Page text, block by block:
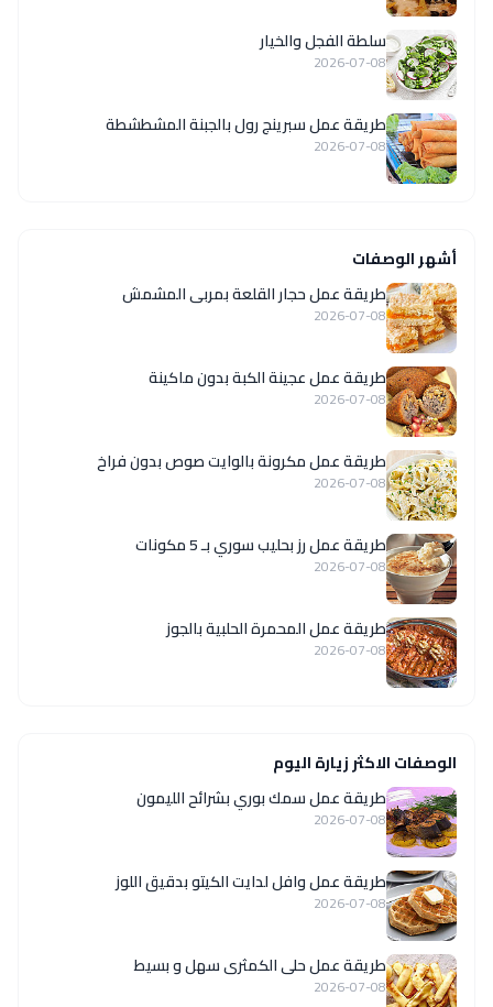
سلطة الفجل والخيار
2026-07-08
طريقة عمل سبرينج رول بالجبنة المشطشطة
2026-07-08
أشهر الوصفات
طريقة عمل حجار القلعة بمربى المشمش
2026-07-08
طريقة عمل عجينة الكبة بدون ماكينة
2026-07-08
طريقة عمل مكرونة بالوايت صوص بدون فراخ
2026-07-08
طريقة عمل رز بحليب سوري بـ 5 مكونات
2026-07-08
طريقة عمل المحمرة الحلبية بالجوز
2026-07-08
الوصفات الاكثر زيارة اليوم
طريقة عمل سمك بوري بشرائح الليمون
2026-07-08
طريقة عمل وافل لدايت الكيتو بدقيق اللوز
2026-07-08
طريقة عمل حلى الكمثرى سهل و بسيط
2026-07-08